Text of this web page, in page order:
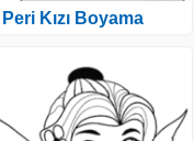
Peri Kızı Boyama